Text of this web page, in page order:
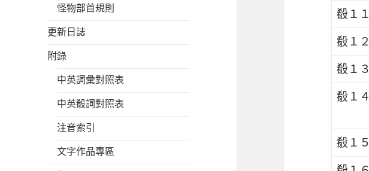
怪物部首規則
更新日誌
附錄
中英詞彙對照表
中英殽詞對照表
注音索引
文字作品專區
殽１１
殽１２
殽１３
殽１４
殽１５